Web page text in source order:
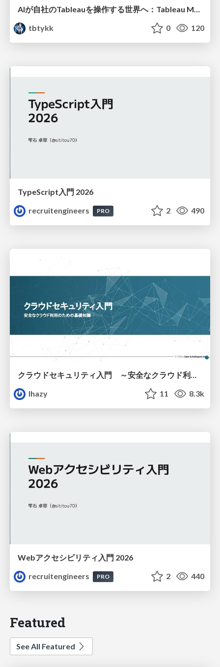
AIが自社のTableauを操作する世界へ：Tableau MCP超入門
tbtykk
0 120
TypeScript入門 2026
recruitengineers
PRO 2 490
lhazy
11 8.3k
Webアクセシビリティ入門 2026
recruitengineers
PRO 2 440
Featured
See All Featured